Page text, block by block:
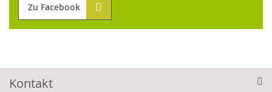
Zu Facebook
Kontakt